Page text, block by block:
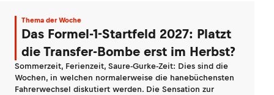
Thema der Woche
Das Formel-1-Startfeld 2027: Platzt
die Transfer-Bombe erst im Herbst?
Sommerzeit, Ferienzeit, Saure-Gurke-Zeit: Dies sind die
Wochen, in welchen normalerweise die hanebüchensten
Fahrerwechsel diskutiert werden. Die Sensation zur